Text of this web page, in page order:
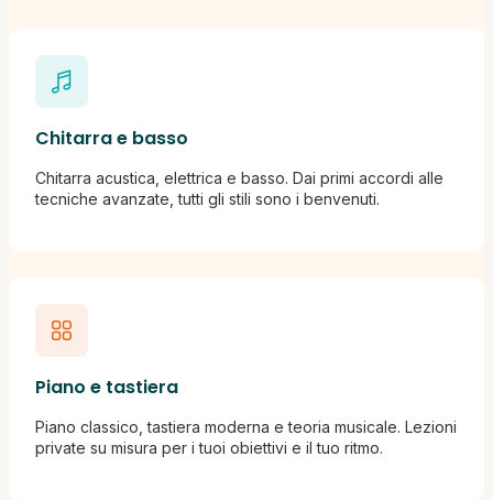
Chitarra e basso
Chitarra acustica, elettrica e basso. Dai primi accordi alle
tecniche avanzate, tutti gli stili sono i benvenuti.
Piano e tastiera
Piano classico, tastiera moderna e teoria musicale. Lezioni
private su misura per i tuoi obiettivi e il tuo ritmo.